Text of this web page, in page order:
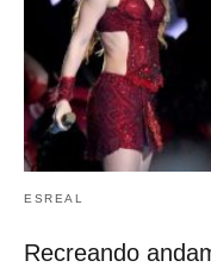
ESREAL
Recreando